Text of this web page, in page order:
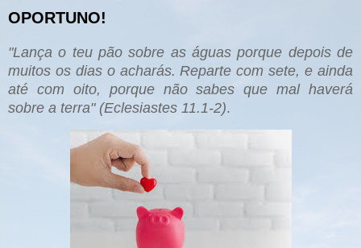
OPORTUNO!
"Lança o teu pão sobre as águas porque depois de
muitos os dias o acharás. Reparte com sete, e ainda
até com oito, porque não sabes que mal haverá
sobre a terra" (Eclesiastes 11.1-2).